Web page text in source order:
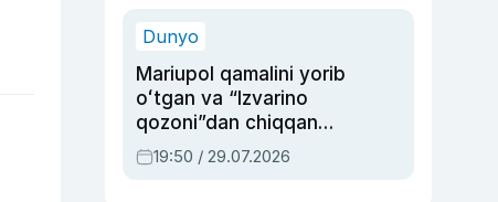
Dunyo
Mariupol qamalini yorib
oʻtgan va “Izvarino
qozoni”dan chiqqan
qahramon — Ukraina
armiyasi bosh
19:50 / 29.07.2026